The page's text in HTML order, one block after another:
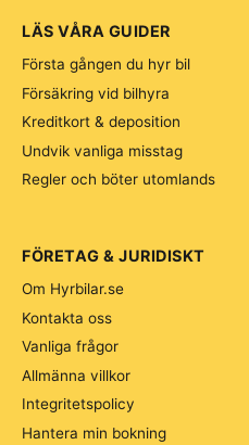
LÄS VÅRA GUIDER
Första gången du hyr bil
Försäkring vid bilhyra
Kreditkort & deposition
Undvik vanliga misstag
Regler och böter utomlands
FÖRETAG & JURIDISKT
Om Hyrbilar.se
Kontakta oss
Vanliga frågor
Allmänna villkor
Integritetspolicy
Hantera min bokning